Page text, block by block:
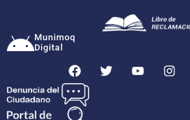
Munimoq
Digital